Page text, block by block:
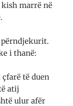
marrë në
përndjekurit.
i thanë:
të duen
atij
ulur afër